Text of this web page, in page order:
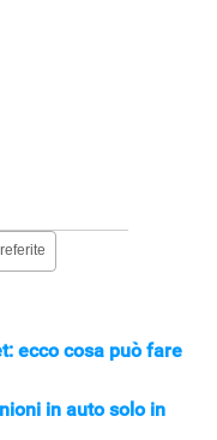
ecco cosa può fare
in auto solo in